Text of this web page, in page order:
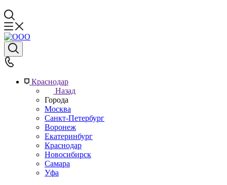
Краснодар
Назад
Города
Москва
Санкт-Петербург
Воронеж
Екатеринбург
Краснодар
Новосибирск
Самара
Уфа